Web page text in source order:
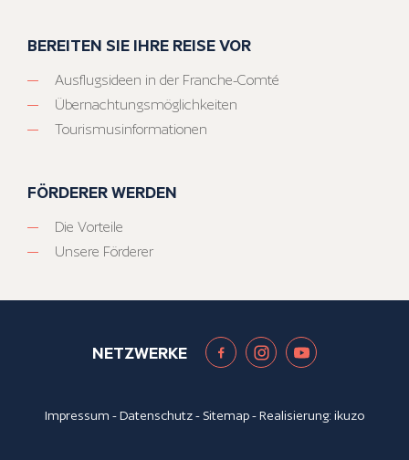
BEREITEN SIE IHRE REISE VOR
Ausflugsideen in der Franche-Comté
Übernachtungsmöglichkeiten
Tourismusinformationen
FÖRDERER WERDEN
Die Vorteile
Unsere Förderer
NETZWERKE
Impressum -Datenschutz- Sitemap- Realisierung:ikuzo